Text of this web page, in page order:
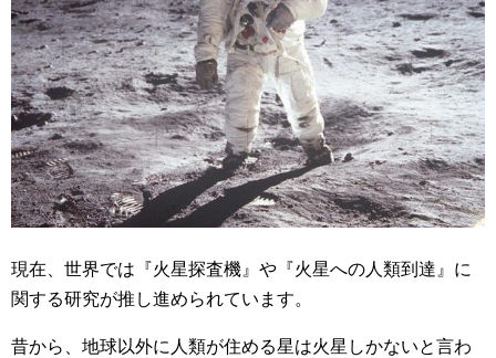
現在、世界では『火星探査機』や『火星への人類到達』に
関する研究が推し進められています。
昔から、地球以外に人類が住める星は火星しかないと言わ